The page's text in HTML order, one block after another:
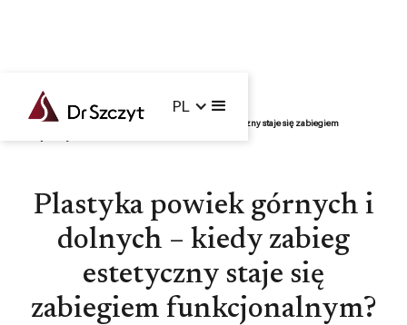
PL
Główna / Blog /Twarz/
Plastyka powiek górnych i dolnych – kiedy zabieg estetyczny staje się zabiegiem
Plastyka powiek górnych i
dolnych – kiedy zabieg
estetyczny staje się
zabiegiem funkcjonalnym?